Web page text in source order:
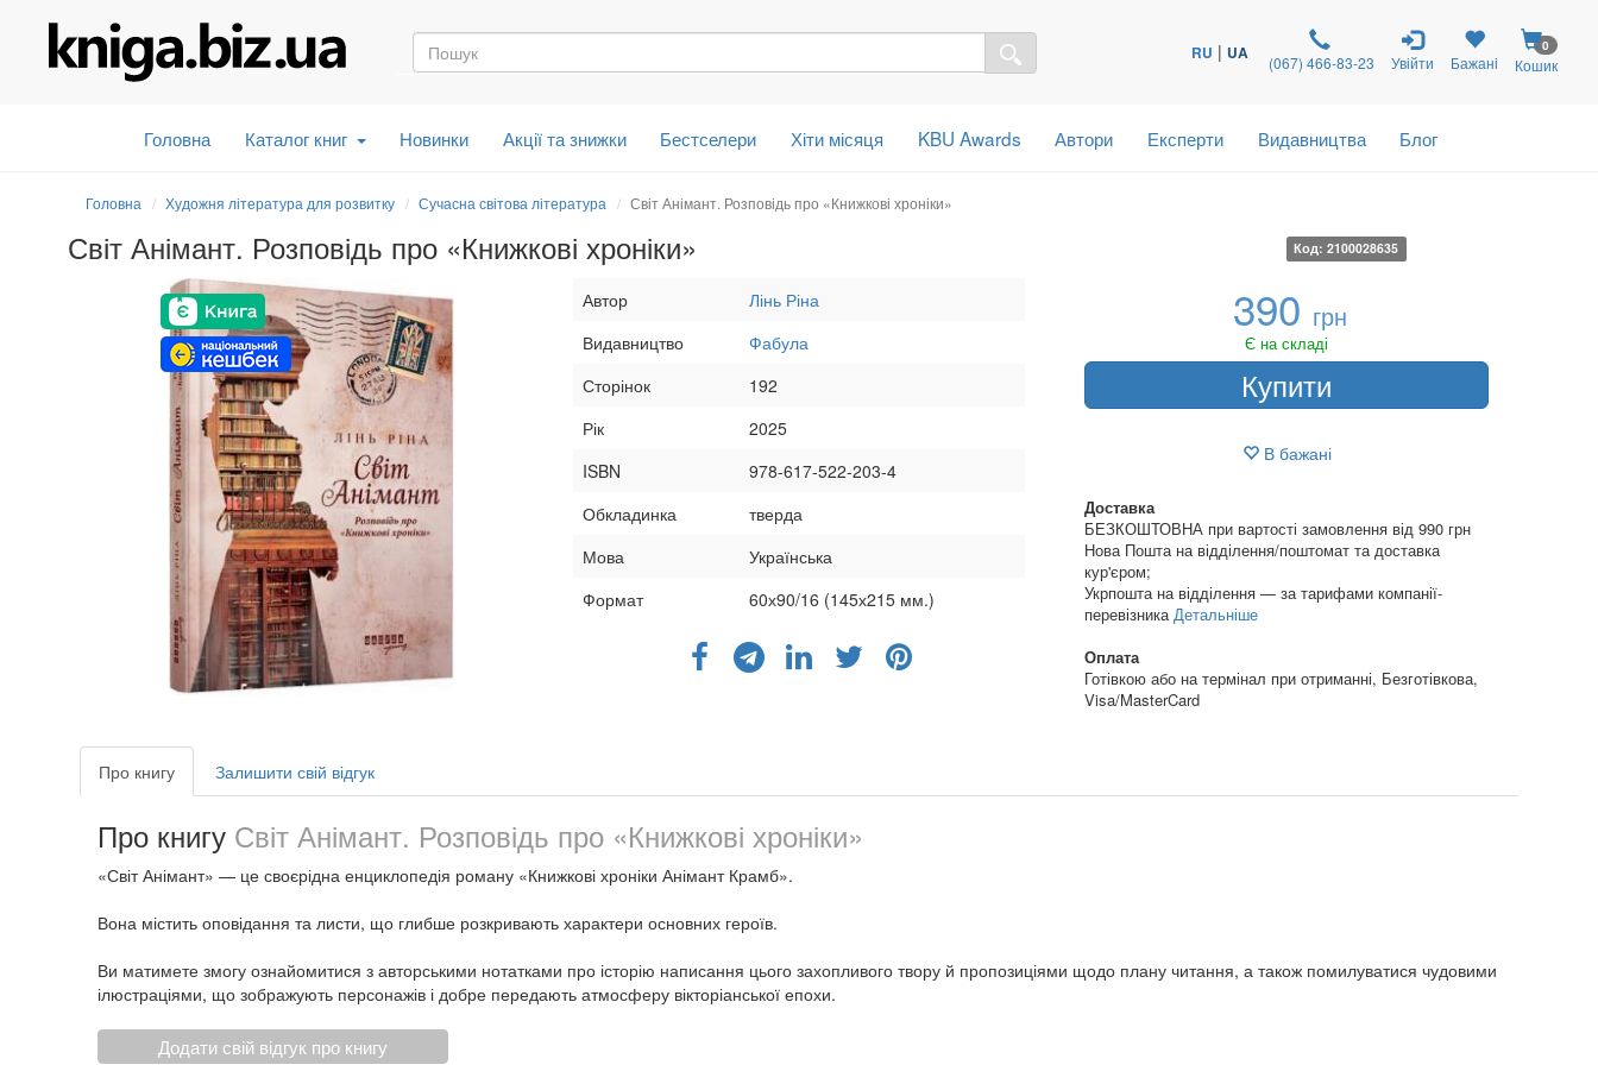
RU | UA (067) 466-83-23 Увійти Бажані
0
Кошик
Головна Каталог книг Новинки Акції та знижки Бестселери Хіти місяця KBU Awards Автори Експерти Видавництва Блог
Головна Художня література для розвитку Сучасна світова література Світ Анімант. Розповідь про «Книжкові хроніки»
Світ Анімант. Розповідь про «Книжкові хроніки» Код: 2100028635
390 грн
Є на складі
Купити
В бажані
Доставка
БЕЗКОШТОВНА при вартості замовлення від 990 грн
Нова Пошта на відділення/поштомат та доставка
кур'єром;
Укрпошта на відділення — за тарифами компанії-
перевізника Детальніше
Оплата
Готівкою або на термінал при отриманні, Безготівкова,
Visa/MasterCard
Автор
Лінь Ріна
Видавництво
Фабула
Сторінок
192
Рік
2025
ISBN
978-617-522-203-4
Обкладинка
тверда
Мова
Українська
Формат
60х90/16 (145х215 мм.)
Про книгу Залишити свій відгук
Про книгу Світ Анімант. Розповідь про «Книжкові хроніки»
«Світ Анімант» — це своєрідна енциклопедія роману «Книжкові хроніки Анімант Крамб».
Вона містить оповідання та листи, що глибше розкривають характери основних героїв.
Ви матимете змогу ознайомитися з авторськими нотатками про історію написання цього захопливого твору й пропозиціями щодо плану читання, а також помилуватися чудовими
ілюстраціями, що зображують персонажів і добре передають атмосферу вікторіанської епохи.
Додати свій відгук про книгу